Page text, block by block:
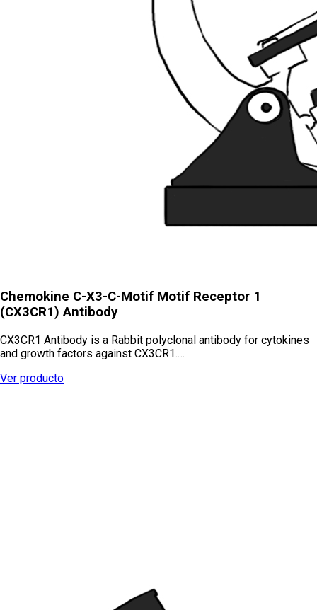
Chemokine C-X3-C-Motif Motif Receptor 1
(CX3CR1) Antibody
CX3CR1 Antibody is a Rabbit polyclonal antibody for cytokines
and growth factors against CX3CR1.…
Ver producto